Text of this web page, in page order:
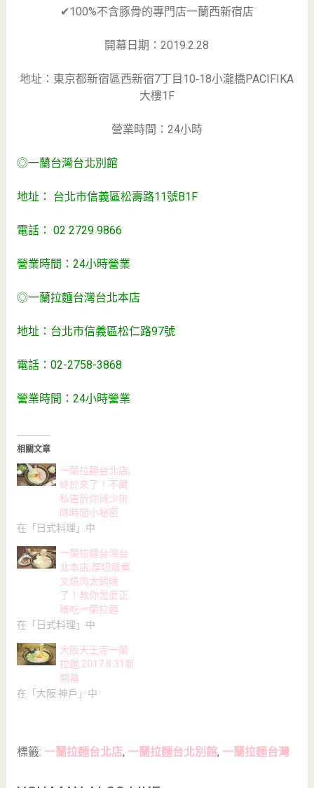
✔100%不含豚骨的專門店一蘭西新宿店
開幕日期：2019.2.28
地址：東京都新宿區西新宿7丁目10‐18小瀧橋PACIFIKA
大樓1F
營業時間：24小時
◎一蘭台灣台北別館
地址： 台北市信義區松壽路11號B1F
電話： 02 2729 9866
營業時間：24小時營業
◎一蘭拉麵台灣台北本店
地址：台北市信義區松仁路97號
電話：02-2758-3868
營業時間：24小時營業
相關文章
一蘭拉麵台北店,
終於來了！不藏
私告訴你減少排
隊時間小秘密
在「日式料理」中
一蘭拉麵台灣台
北本店,厚切燉煮
叉燒肉太銷魂
了！教你怎麼正
確吃一蘭拉麵
在「日式料理」中
大阪天王寺一蘭
拉麵,2017.8.31新
開幕
在「大阪.神戶」中
標籤: 一蘭拉麵台北店, 一蘭拉麵台北別館, 一蘭拉麵台灣